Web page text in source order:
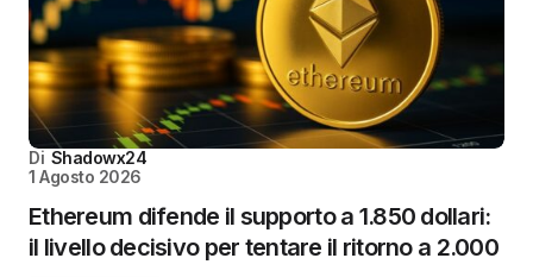
Di Shadowx24
1 Agosto 2026
Ethereum difende il supporto a 1.850 dollari:
il livello decisivo per tentare il ritorno a 2.000